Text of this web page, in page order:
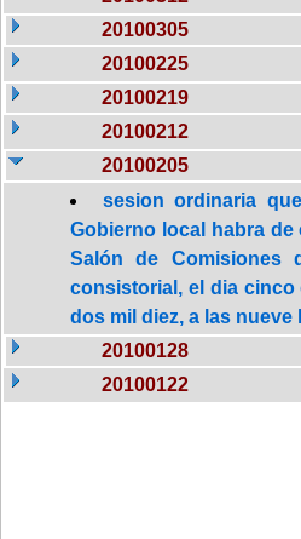
20100305
20100225
20100219
20100212
20100205
sesion ordinaria
Gobierno local habra de
Salón de Comisiones
consistorial, el dia cinco
dos mil diez, a las nueve
20100128
20100122